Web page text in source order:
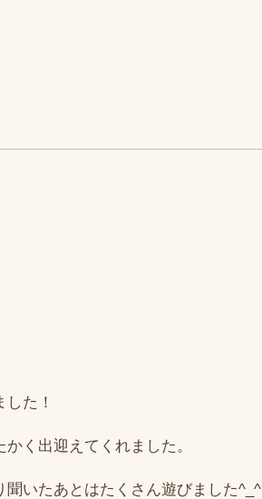
た！
く出迎えてくれました。
いたあとはたくさん遊びました^_^